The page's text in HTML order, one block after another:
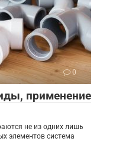
0
применение
не из одних лишь
элементов система